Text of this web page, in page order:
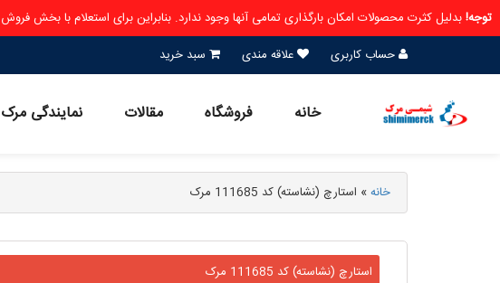
توجه!بدلیل کثرت محصولات امکان بارگذاری تمامی آنها وجود ندارد. بنابراین برای استعلام با بخش
حساب کاربری
علاقه مندی سبد خرید
خانه فروشگاه مقالات نمایندگی مرک
خانه» استارچ (نشاسته) کد 111685 مرک
استارچ (نشاسته) کد 111685 مرک